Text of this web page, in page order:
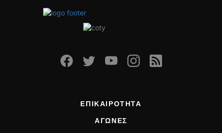
ΕΠΙΚΑΙΡΟΤΗΤΑ
ΑΓΩΝΕΣ